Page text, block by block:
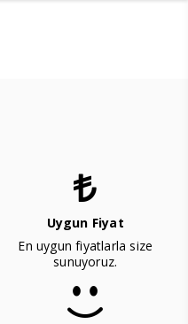
Uygun Fiyat
En uygun fiyatlarla size
sunuyoruz.